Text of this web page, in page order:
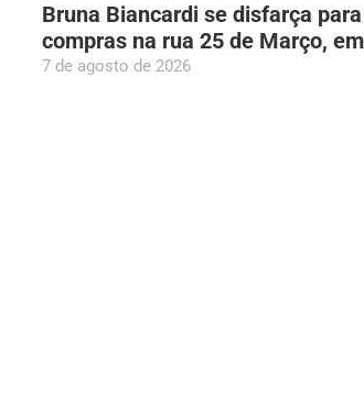
Bruna Biancardi se disfarça
compras na rua 25 de Março,
7 de agosto de 2026